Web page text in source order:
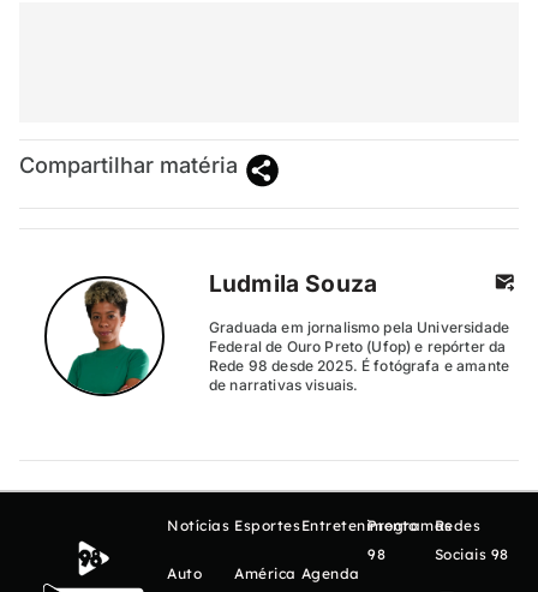
Compartilhar matéria
Ludmila Souza
Graduada em jornalismo pela Universidade
Federal de Ouro Preto (Ufop) e repórter da
Rede 98 desde 2025. É fotógrafa e amante
de narrativas visuais.
Notícias
Auto
Esportes
América
Entretenimento
Agenda
Programas
98
Redes
Sociais 98